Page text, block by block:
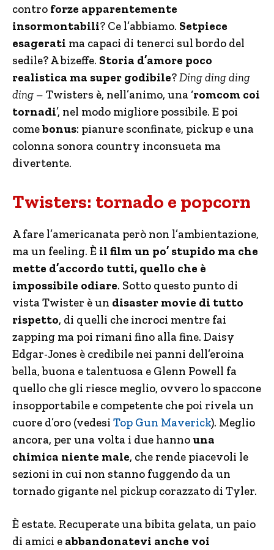
contro forze apparentemente
insormontabili? Ce l’abbiamo. Setpiece
esagerati ma capaci di tenerci sul bordo del
sedile? A bizeffe. Storia d’amore poco
realistica ma super godibile? Ding ding ding
ding – Twisters è, nell’animo, una ‘romcom coi
tornadi’, nel modo migliore possibile. E poi
comebonus: pianure sconfinate, pickup e una
colonna sonora country inconsueta ma
divertente.
Twisters: tornado e popcorn
A fare l’americanata però non l’ambientazione,
ma un feeling. È il film un po’ stupido ma che
mette d’accordo tutti, quello che è
impossibile odiare. Sotto questo punto di
vista Twister è un disaster movie di tutto
rispetto, di quelli che incroci mentre fai
zapping ma poi rimani fino alla fine. Daisy
Edgar-Jones è credibile nei panni dell’eroina
bella, buona e talentuosa e Glenn Powell fa
quello che gli riesce meglio, ovvero lo spaccone
insopportabile e competente che poi rivela un
cuore d’oro (vedesi Top Gun Maverick). Meglio
ancora, per una volta i due hannouna
chimica niente male, che rende piacevoli le
sezioni in cui non stanno fuggendo da un
tornado gigante nel pickup corazzato di Tyler.
È estate. Recuperate una bibita gelata, un paio
di amici e abbandonatevi anche voi